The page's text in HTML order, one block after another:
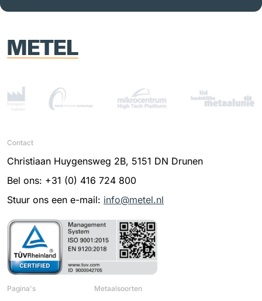
Contact
Christiaan Huygensweg 2B, 5151 DN Drunen
Bel ons: +31 (0) 416 724 800
Stuur ons een e-mail: info@metel.nl
Pagina's Metaalsoorten